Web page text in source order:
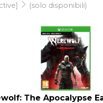
(solo disponibili)
The Apocalypse